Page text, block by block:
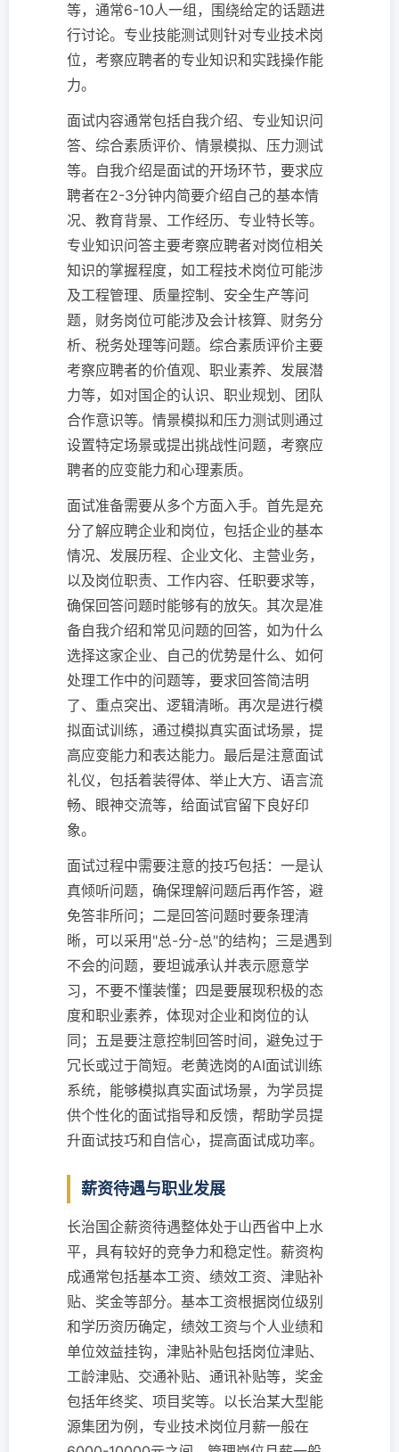
等，通常6-10人一组，围绕给定的话题进
行讨论。专业技能测试则针对专业技术岗
位，考察应聘者的专业知识和实践操作能
力。
面试内容通常包括自我介绍、专业知识问
答、综合素质评价、情景模拟、压力测试
等。自我介绍是面试的开场环节，要求应
聘者在2-3分钟内简要介绍自己的基本情
况、教育背景、工作经历、专业特长等。
专业知识问答主要考察应聘者对岗位相关
知识的掌握程度，如工程技术岗位可能涉
及工程管理、质量控制、安全生产等问
题，财务岗位可能涉及会计核算、财务分
析、税务处理等问题。综合素质评价主要
考察应聘者的价值观、职业素养、发展潜
力等，如对国企的认识、职业规划、团队
合作意识等。情景模拟和压力测试则通过
设置特定场景或提出挑战性问题，考察应
聘者的应变能力和心理素质。
面试准备需要从多个方面入手。首先是充
分了解应聘企业和岗位，包括企业的基本
情况、发展历程、企业文化、主营业务，
以及岗位职责、工作内容、任职要求等，
确保回答问题时能够有的放矢。其次是准
备自我介绍和常见问题的回答，如为什么
选择这家企业、自己的优势是什么、如何
处理工作中的问题等，要求回答简洁明
了、重点突出、逻辑清晰。再次是进行模
拟面试训练，通过模拟真实面试场景，提
高应变能力和表达能力。最后是注意面试
礼仪，包括着装得体、举止大方、语言流
畅、眼神交流等，给面试官留下良好印
象。
面试过程中需要注意的技巧包括：一是认
真倾听问题，确保理解问题后再作答，避
免答非所问；二是回答问题时要条理清
晰，可以采用"总-分-总"的结构；三是遇到
不会的问题，要坦诚承认并表示愿意学
习，不要不懂装懂；四是要展现积极的态
度和职业素养，体现对企业和岗位的认
同；五是要注意控制回答时间，避免过于
冗长或过于简短。老黄选岗的AI面试训练
系统，能够模拟真实面试场景，为学员提
供个性化的面试指导和反馈，帮助学员提
升面试技巧和自信心，提高面试成功率。
薪资待遇与职业发展
长治国企薪资待遇整体处于山西省中上水
平，具有较好的竞争力和稳定性。薪资构
成通常包括基本工资、绩效工资、津贴补
贴、奖金等部分。基本工资根据岗位级别
和学历资历确定，绩效工资与个人业绩和
单位效益挂钩，津贴补贴包括岗位津贴、
工龄津贴、交通补贴、通讯补贴等，奖金
包括年终奖、项目奖等。以长治某大型能
源集团为例，专业技术岗位月薪一般在